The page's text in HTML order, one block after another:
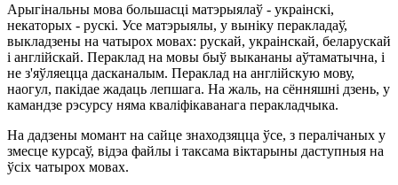
Арыгінальны мова большасці матэрыялаў - украінскі,
некаторых - рускі. Усе матэрыялы, у выніку перакладаў,
выкладзены на чатырох мовах: рускай, украінскай, беларускай
і англійскай. Пераклад на мовы быў выкананы аўтаматычна, і
не з'яўляецца дасканалым. Пераклад на англійскую мову,
наогул, пакідае жадаць лепшага. На жаль, на сённяшні дзень, у
камандзе рэсурсу няма кваліфікаванага перакладчыка.
На дадзены момант на сайце знаходзяцца ўсе, з пералічаных у
змесце курсаў, відэа файлы і таксама віктарыны даступныя на
ўсіх чатырох мовах.